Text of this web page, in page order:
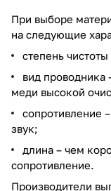
При выборе
на следующие
степень
вид проводника
меди высокой
сопротивление
звук;
длина – чем
сопротивление.
Производители